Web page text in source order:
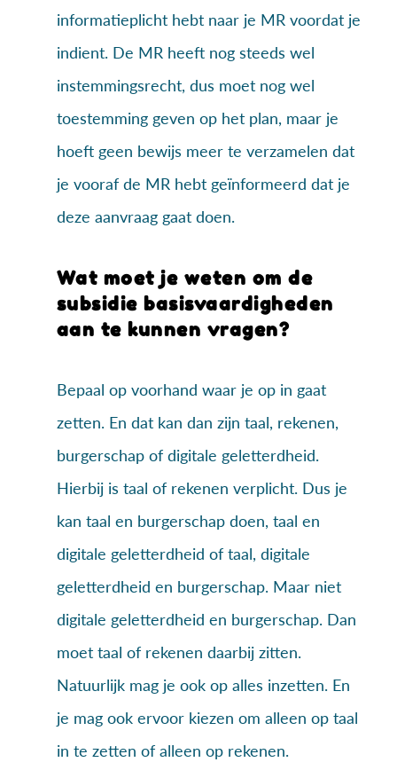
informatieplicht hebt naar je MR voordat je
indient. De MR heeft nog steeds wel
instemmingsrecht, dus moet nog wel
toestemming geven op het plan, maar je
hoeft geen bewijs meer te verzamelen dat
je vooraf de MR hebt geïnformeerd dat je
deze aanvraag gaat doen.
Wat moet je weten om de
subsidie basisvaardigheden
aan te kunnen vragen?
Bepaal op voorhand waar je op in gaat
zetten. En dat kan dan zijn taal, rekenen,
burgerschap of digitale geletterdheid.
Hierbij is taal of rekenen verplicht. Dus je
kan taal en burgerschap doen, taal en
digitale geletterdheid of taal, digitale
geletterdheid en burgerschap. Maar niet
digitale geletterdheid en burgerschap. Dan
moet taal of rekenen daarbij zitten.
Natuurlijk mag je ook op alles inzetten. En
je mag ook ervoor kiezen om alleen op taal
in te zetten of alleen op rekenen.